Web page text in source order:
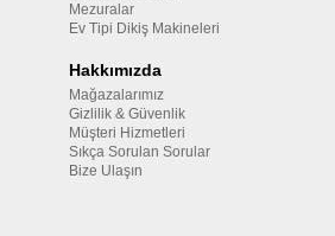
Mezuralar
Ev Tipi Dikiş Makineleri
Hakkımızda
Mağazalarımız
Gizlilik & Güvenlik
Müşteri Hizmetleri
Sıkça Sorulan Sorular
Bize Ulaşın